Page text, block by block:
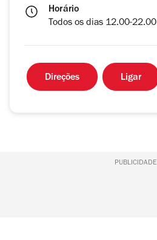
Horário
Todos os dias 12.00-22.00
Direções Ligar
PUBLICIDADE